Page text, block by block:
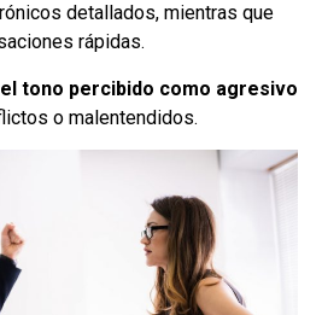
detallados, mientras que
rápidas.
tono percibido como agresivo
o malentendidos.